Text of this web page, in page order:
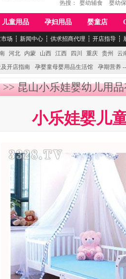
热搜： 婴幼辅食 婴幼
儿童用品 孕妇用品 婴童店
场 ┆ 新闻中心 ┆ 供求招商代理 ┆ 开店指导 ┆
河北 内蒙 山西 江西 四川 重庆 贵州
云
开店指南 孕婴童母婴用品生活馆 孕期营养
>>昆山小乐娃婴幼儿用
小乐娃婴儿